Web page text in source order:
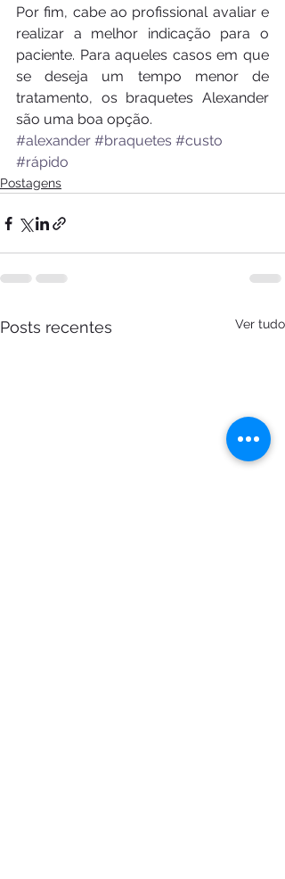
Por fim, cabe ao profissional avaliar e
realizar a melhor indicação para o
paciente. Para aqueles casos em que
se deseja um tempo menor de
tratamento, os braquetes Alexander
são uma boa opção.
#alexander #braquetes #custo
#rápido
Postagens
Posts recentes Ver tudo